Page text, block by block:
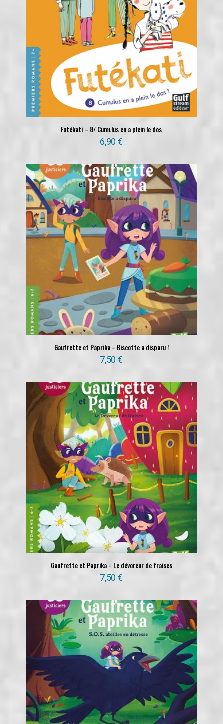
Futékati – 8/ Cumulus en a plein le dos
6,90€
Gaufrette et Paprika – Biscotte a disparu !
7,50€
Gaufrette et Paprika – Le dévoreur de fraises
7,50€